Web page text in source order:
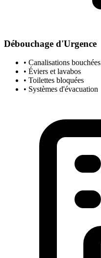
Débouchage d'Urgence
• Canalisations bouchées
• Éviers et lavabos
• Toilettes bloquées
• Systèmes d'évacuation